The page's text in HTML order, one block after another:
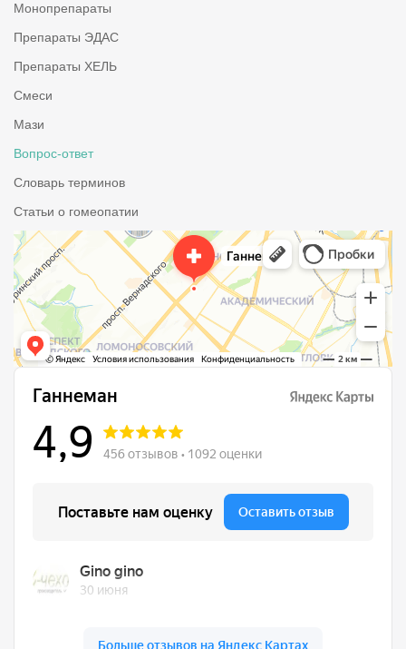
Монопрепараты
Препараты ЭДАС
Препараты ХЕЛЬ
Смеси
Мази
Вопрос-ответ
Словарь терминов
Статьи о гомеопатии